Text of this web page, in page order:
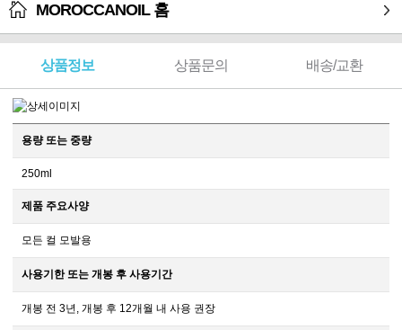
MOROCCANOIL 홈
상품정보 상품문의 배송/교환
용량 또는 중량
250ml
제품 주요사양
모든 컬 모발용
사용기한 또는 개봉 후 사용기간
개봉 전 3년, 개봉 후 12개월 내 사용 권장